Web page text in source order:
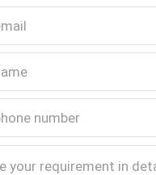
your requirement in